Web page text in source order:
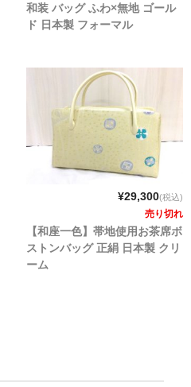
和装 バッグ ふわ×無地 ゴール
ド 日本製 フォーマル
¥29,300(税込)
売り切れ
【和座一色】帯地使用お茶席ボ
ストンバッグ 正絹 日本製 クリ
ーム